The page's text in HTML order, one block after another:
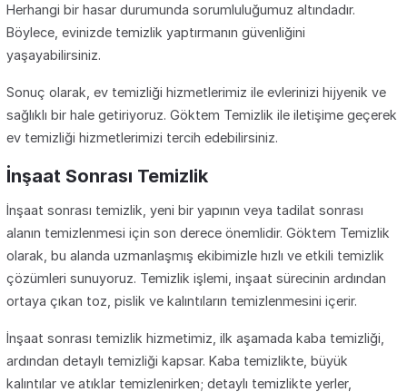
Herhangi bir hasar durumunda sorumluluğumuz altındadır.
Böylece, evinizde temizlik yaptırmanın güvenliğini
yaşayabilirsiniz.
Sonuç olarak, ev temizliği hizmetlerimiz ile evlerinizi hijyenik ve
sağlıklı bir hale getiriyoruz. Göktem Temizlik ile iletişime geçerek
ev temizliği hizmetlerimizi tercih edebilirsiniz.
İnşaat Sonrası Temizlik
İnşaat sonrası temizlik, yeni bir yapının veya tadilat sonrası
alanın temizlenmesi için son derece önemlidir. Göktem Temizlik
olarak, bu alanda uzmanlaşmış ekibimizle hızlı ve etkili temizlik
çözümleri sunuyoruz. Temizlik işlemi, inşaat sürecinin ardından
ortaya çıkan toz, pislik ve kalıntıların temizlenmesini içerir.
İnşaat sonrası temizlik hizmetimiz, ilk aşamada kaba temizliği,
ardından detaylı temizliği kapsar. Kaba temizlikte, büyük
kalıntılar ve atıklar temizlenirken; detaylı temizlikte yerler,